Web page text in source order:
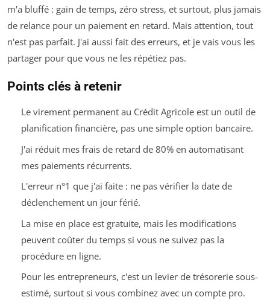
m'a bluffé : gain de temps, zéro stress, et surtout, plus jamais
de relance pour un paiement en retard. Mais attention, tout
n'est pas parfait. J'ai aussi fait des erreurs, et je vais vous les
partager pour que vous ne les répétiez pas.
Points clés à retenir
Le virement permanent au Crédit Agricole est un outil de
planification financière, pas une simple option bancaire.
J'ai réduit mes frais de retard de 80% en automatisant
mes paiements récurrents.
L'erreur n°1 que j'ai faite : ne pas vérifier la date de
déclenchement un jour férié.
La mise en place est gratuite, mais les modifications
peuvent coûter du temps si vous ne suivez pas la
procédure en ligne.
Pour les entrepreneurs, c'est un levier de trésorerie sous-
estimé, surtout si vous combinez avec un compte pro.